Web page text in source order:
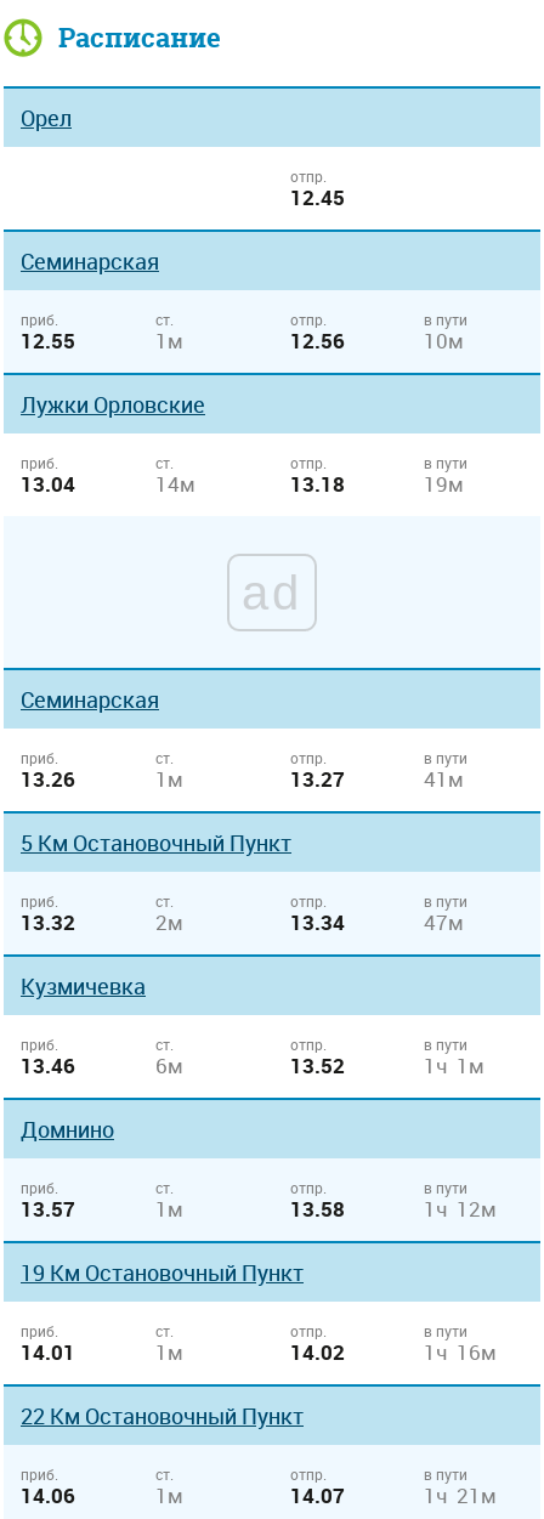
Расписание
Орел
отпр.
12.45
Семинарская
приб.
12.55
ст.
1м
отпр.
12.56
в пути
10м
Лужки Орловские
приб.
13.04
ст.
14м
отпр.
13.18
в пути
19м
ad
Семинарская
приб.
13.26
ст.
1м
отпр.
13.27
в пути
41м
5 Км Остановочный Пункт
приб.
13.32
ст.
2м
отпр.
13.34
в пути
47м
Кузмичевка
приб.
13.46
ст.
6м
отпр.
13.52
в пути
1ч 1м
Домнино
приб.
13.57
ст.
1м
отпр.
13.58
в пути
1ч 12м
19 Км Остановочный Пункт
приб.
14.01
ст.
1м
отпр.
14.02
в пути
1ч 16м
22 Км Остановочный Пункт
приб.
14.06
ст.
1м
отпр.
14.07
в пути
1ч 21м